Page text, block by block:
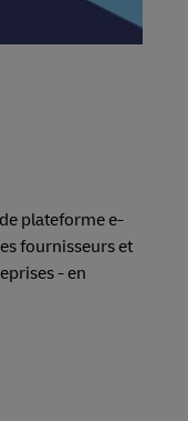
plateforme e-
fournisseurs et
- en